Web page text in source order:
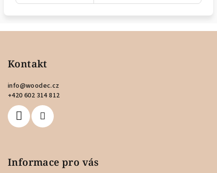
Kontakt
info@woodec.cz
+420 602 314 812
Informace pro vás